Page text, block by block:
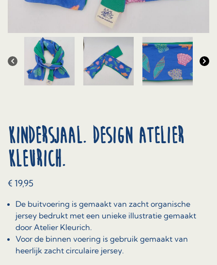
Kindersjaal. Design Atelier
Kleurich.
€ 19,95
De buitvoering is gemaakt van zacht organische
jersey bedrukt met een unieke illustratie gemaakt
door Atelier Kleurich.
Voor de binnen voering is gebruik gemaakt van
heerlijk zacht circulaire jersey.